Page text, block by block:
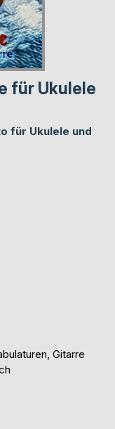
für Ukulele
für Ukulele und
Gitarre